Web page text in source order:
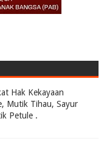
Hak Kekayaan
Mutik Tihau, Sayur
Petule .